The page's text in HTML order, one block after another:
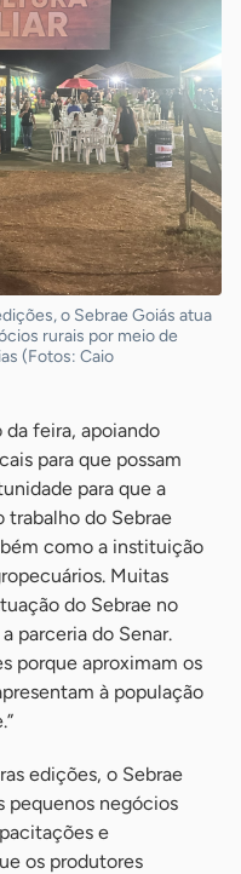
o Sebrae Goiás atua
rurais por meio de
(Fotos: Caio
da feira, apoiando
para que possam
para que a
trabalho do Sebrae
como a instituição
Muitas
do Sebrae no
parceria do Senar.
porque aproximam os
à população
edições, o Sebrae
pequenos negócios
e
os produtores